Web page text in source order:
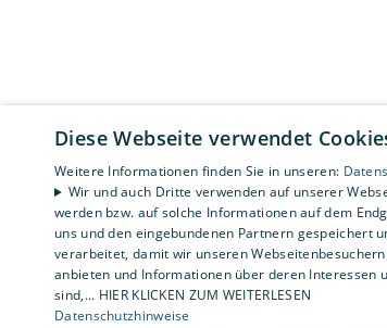
HARALD MEYER Installationen GmbH
Diese Webseite verwendet
Weitere Informationen finden Sie in unseren:
Wir und auch Dritte verwenden auf unserer
werden bzw. auf solche Informationen auf dem
uns und den eingebundenen Partnern gespeichert
verarbeitet, damit wir unseren
anbieten und Informationen über deren Interessen
sind,... HIER KLICKEN ZUM WEITERLESEN
Datenschutzhinweise